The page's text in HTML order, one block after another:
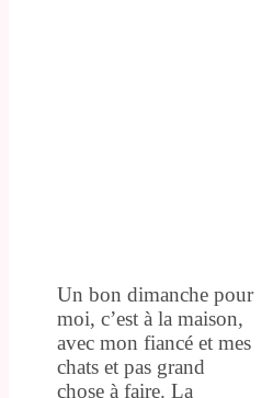
Un bon dimanche pour
moi, c’est à la maison,
avec mon fiancé et mes
chats et pas grand
chose à faire. La